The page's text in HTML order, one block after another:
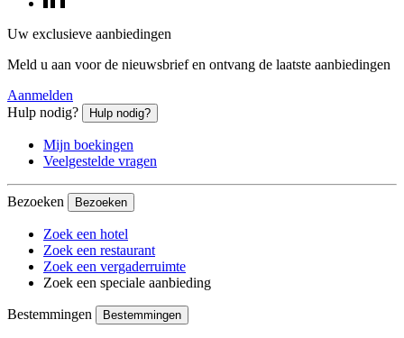
Uw exclusieve aanbiedingen
Meld u aan voor de nieuwsbrief en ontvang de laatste aanbiedingen
Aanmelden
Hulp nodig?
Hulp nodig?
Mijn boekingen
Veelgestelde vragen
Bezoeken Bezoeken
Zoek een hotel
Zoek een restaurant
Zoek een vergaderruimte
Zoek een speciale aanbieding
Bestemmingen Bestemmingen